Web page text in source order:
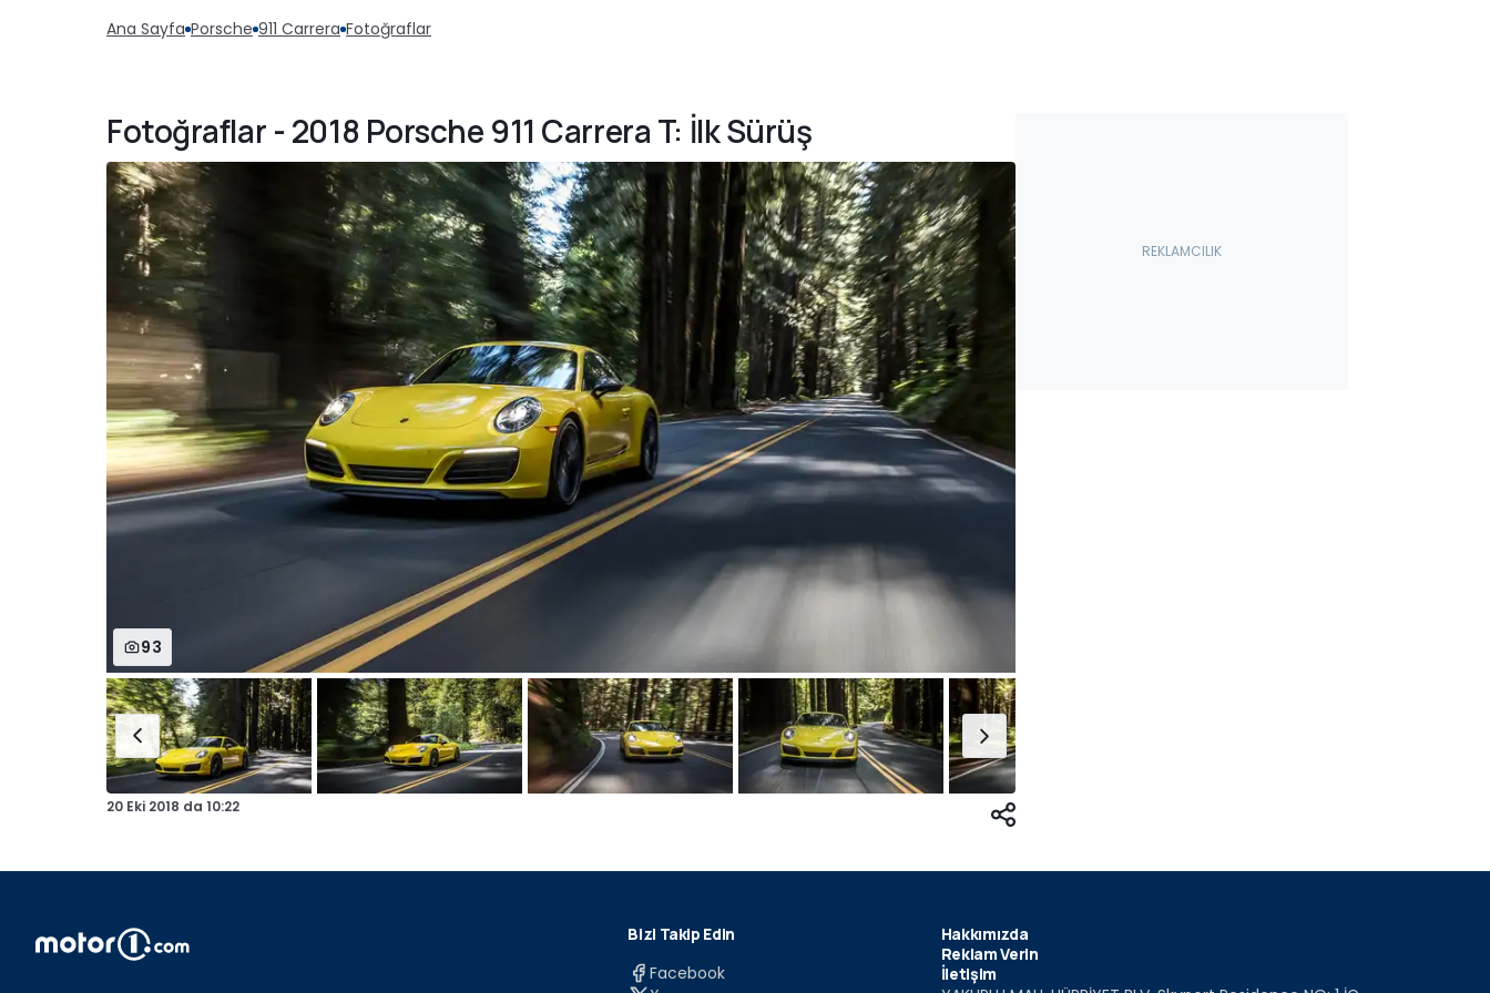
Ana Sayfa Porsche 911 Carrera Fotoğraflar
Fotoğraflar - 2018 Porsche 911 Carrera T: İlk Sürüş
93
20 Eki 2018 da 10:22
Bizi Takip Edin
Facebook
Hakkımızda
Reklam Verin
İletişim